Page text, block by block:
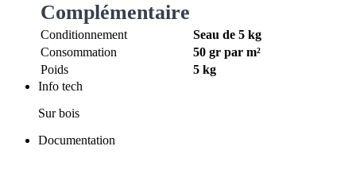
Complémentaire
Conditionnement
Seau de 5 kg
Consommation
50 gr par m²
Poids
5 kg
Info tech
Sur bois
Documentation